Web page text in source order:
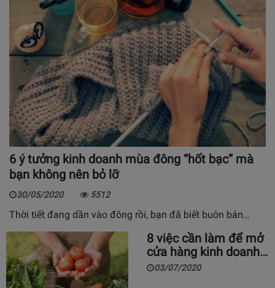
6 ý tưởng kinh doanh mùa đông “hốt bạc” mà
bạn không nên bỏ lỡ
30/05/2020 5512
Thời tiết đang dần vào đông rồi, bạn đã biết buôn bán…
8 việc cần làm để mở
cửa hàng kinh doanh…
03/07/2020